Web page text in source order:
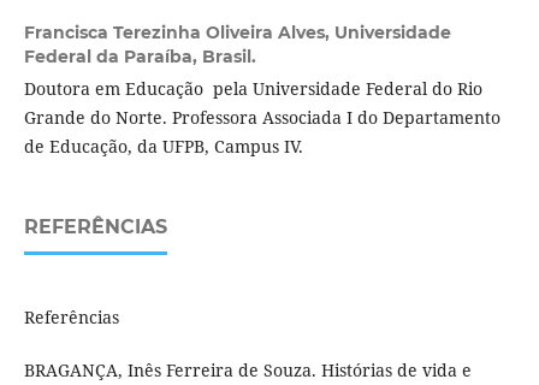
Francisca Terezinha Oliveira Alves, Universidade
Federal da Paraíba, Brasil.
Doutora em Educação pela Universidade Federal do Rio
Grande do Norte. Professora Associada I do Departamento
de Educação, da UFPB, Campus IV.
REFERÊNCIAS
Referências
BRAGANÇA, Inês Ferreira de Souza. Histórias de vida e